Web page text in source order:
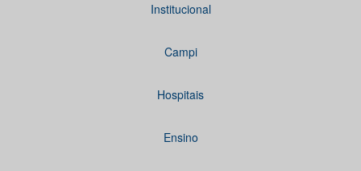
Institucional
Campi
Hospitais
Ensino